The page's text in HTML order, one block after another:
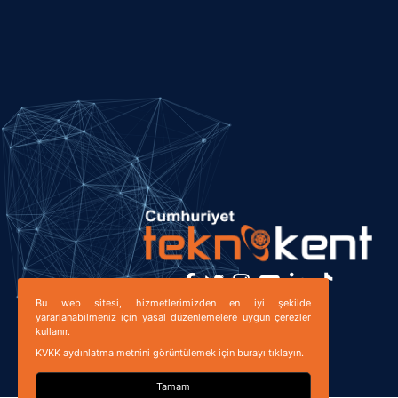
Bizi Takip Edin!
Bu web sitesi, hizmetlerimizden en iyi şekilde
yararlanabilmeniz için yasal düzenlemelere uygun çerezler
kullanır.
KVKK aydınlatma metnini görüntülemek için burayı tıklayın.
Tamam